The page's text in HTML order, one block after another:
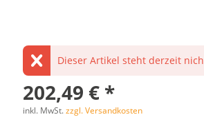
Dieser Artikel steht derzeit
202,49 € *
inkl. MwSt.zzgl. Versandkosten